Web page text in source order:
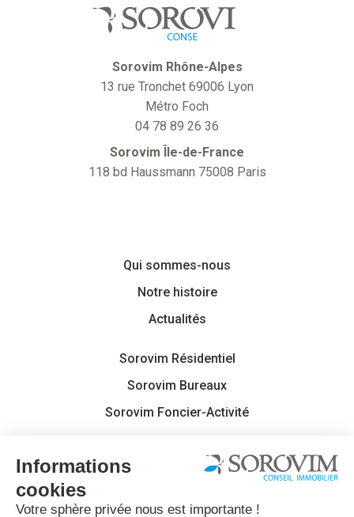
Sorovim Rhône-Alpes
13 rue Tronchet 69006 Lyon
Métro Foch
04 78 89 26 36
Sorovim Île-de-France
118 bd Haussmann 75008 Paris
Qui sommes-nous
Notre histoire
Actualités
Sorovim Résidentiel
Sorovim Bureaux
Sorovim Foncier-Activité